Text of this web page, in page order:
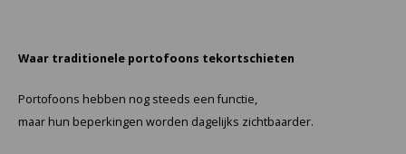
Pepperl + Fuchs
Waar traditionele portofoons tekortschieten
Portofoons hebben nog steeds een functie,
maar hun beperkingen worden dagelijks zichtbaarder.